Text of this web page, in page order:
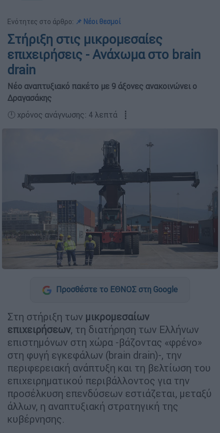
Ενότητες στο άρθρο: 📌 Νέοι θεσμοί
Στήριξη στις μικρομεσαίες
επιχειρήσεις - Ανάχωμα στο brain
drain
Νέο αναπτυξιακό πακέτο µε 9 άξονες ανακοινώνει ο
Δραγασάκης
🕛 χρόνος ανάγνωσης: 4 λεπτά ┋
Προσθέστε το ΕΘΝΟΣ στη Google
Στη στήριξη των µικροµεσαίων
επιχειρήσεων, τη διατήρηση των Ελλήνων
επιστηµόνων στη χώρα -βάζοντας «φρένο»
στη φυγή εγκεφάλων (brain drain)-, την
περιφερειακή ανάπτυξη και τη βελτίωση του
επιχειρηµατικού περιβάλλοντος για την
προσέλκυση επενδύσεων εστιάζεται, µεταξύ
άλλων, η αναπτυξιακή στρατηγική της
κυβέρνησης.